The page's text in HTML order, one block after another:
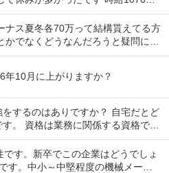
間 前払...
ナス夏冬各70万って結構貰えてる方
でなくどうなんだろうと疑問に思
比べず一般...
年10月に上がりますか？
するのはありですか？ 自宅だとど
。 資格は業務に関係する資格で
カードとキントーンを...
です。新卒でこの企業はどうでしょ
。中小～中堅程度の機械メーカ